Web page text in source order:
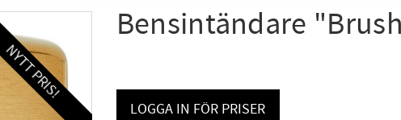
Bensintändare
NYTT PRIS!
LOGGA IN FÖR PRISER